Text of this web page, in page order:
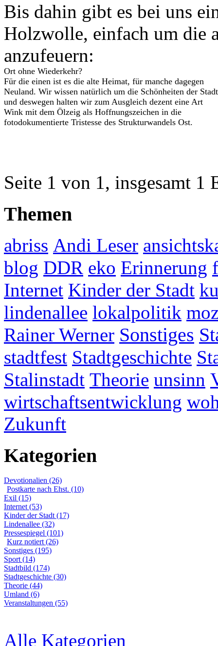
Bis dahin gibt es bei uns
Holzwolle, einfach um die
anzufeuern:
Ort ohne Wiederkehr?
Für die einen ist es die alte Heimat, für manche dagegen
Neuland. Wir wissen natürlich um die Schönheiten der Stadt
und deswegen halten wir zum Ausgleich dezent eine Art
Wink mit dem Ölzeig als Hoffnungszeichen in die
fotodokumentierte Tristesse des Strukturwandels Ost.
Seite 1 von 1, insgesamt 1
Themen
abriss Andi Leser
blog DDR eko Erinnerung
Internet Kinder der Stadt
lindenallee lokalpolitik
Rainer Werner Sonstiges
stadtfest Stadtgeschichte
Stalinstadt Theorie unsinn
wirtschaftsentwicklung
Zukunft
Kategorien
Devotionalien (26)
Postkarte nach Ehst. (10)
Exil (15)
Internet (53)
Kinder der Stadt (17)
Lindenallee (32)
Pressespiegel (101)
Kurz notiert (26)
Sonstiges (195)
Sport (14)
Stadtbild (174)
Stadtgeschichte (30)
Theorie (44)
Umland (6)
Veranstaltungen (55)
Alle Kategorien